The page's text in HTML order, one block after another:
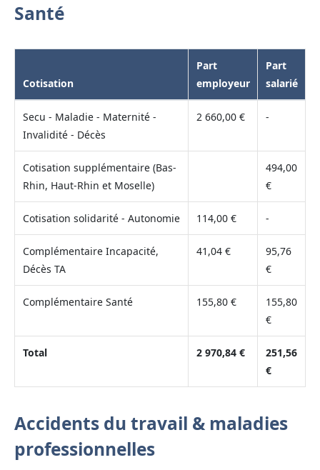
Santé
Cotisation
Part
employeur
Part
salarié
Secu - Maladie - Maternité -
Invalidité - Décès
2 660,00 € -
Cotisation supplémentaire (Bas-
Rhin, Haut-Rhin et Moselle)
494,00
€
Cotisation solidarité - Autonomie 114,00 € -
Complémentaire Incapacité,
Décès TA
41,04 €
95,76
€
Complémentaire Santé 155,80 €
155,80
€
Total 2 970,84 €
251,56
€
Accidents du travail & maladies
professionnelles